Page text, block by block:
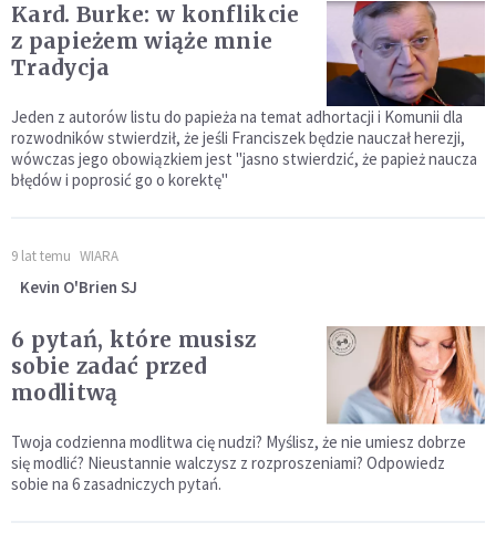
Kard. Burke: w konflikcie
z papieżem wiąże mnie
Tradycja
Jeden z autorów listu do papieża na temat adhortacji i Komunii dla
rozwodników stwierdził, że jeśli Franciszek będzie nauczał herezji,
wówczas jego obowiązkiem jest "jasno stwierdzić, że papież naucza
błędów i poprosić go o korektę"
9 lat temu WIARA
Kevin O'Brien SJ
6 pytań, które musisz
sobie zadać przed
modlitwą
Twoja codzienna modlitwa cię nudzi? Myślisz, że nie umiesz dobrze
się modlić? Nieustannie walczysz z rozproszeniami? Odpowiedz
sobie na 6 zasadniczych pytań.